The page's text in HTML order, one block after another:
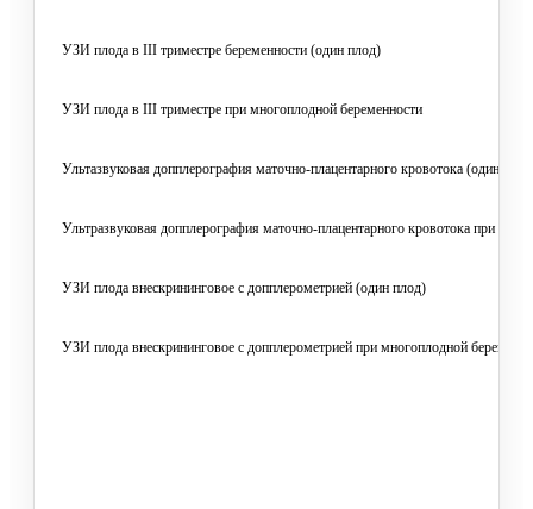
УЗИ плода в III триместре беременности (один плод)
УЗИ плода в III триместре при многоплодной беременности
Ультазвуковая допплерография маточно-плацентарного кровотока (один
Ультразвуковая допплерография маточно-плацентарного кровотока при
УЗИ плода внескрининговое с допплерометрией (один плод)
УЗИ плода внескрининговое с допплерометрией при многоплодной